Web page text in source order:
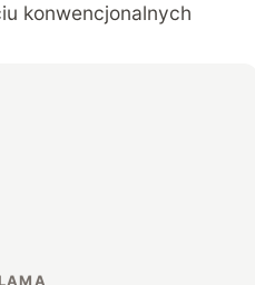
konwencjonalnych